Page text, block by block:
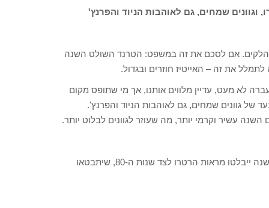
וגוונים שמחים, גם לאוהבות הניוד והפרנץ'
הלקים. אם לסכם את זה במשפט: הטרנד השולט השנה
את זה – האייטיז חוזרים ובגדול.
לא מעט, עדיין מלווים אותנו, אך מי שתופס מקום
של גוונים שמחים, גם לאוהבות הניוד והפרנץ'.
עשיר וקרמי יותר, מה שעוזר לגוונים לבלוט יותר.
חידושים והפתעות לא מעט בעולם שכולו קישוטים והשראות, אך השנה ייבלטו מראות הרטרו לצד שנות ה-80, שיתבטאו